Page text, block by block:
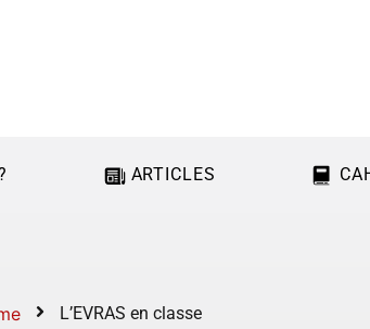
ARTICLES
L’EVRAS en classe